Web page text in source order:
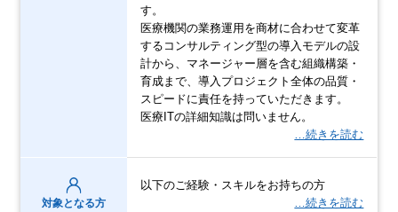
す。
医療機関の業務運用を商材に合わせて変革
するコンサルティング型の導入モデルの設
計から、マネージャー層を含む組織構築・
育成まで、導入プロジェクト全体の品質・
スピードに責任を持っていただきます。
医療ITの詳細知識は問いません。
…続きを読む
対象となる方
以下のご経験・スキルをお持ちの方
…続きを読む